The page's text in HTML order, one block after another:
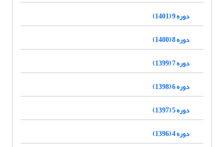
دوره 9 (1401)
دوره 8 (1400)
دوره 7 (1399)
دوره 6 (1398)
دوره 5 (1397)
دوره 4 (1396)